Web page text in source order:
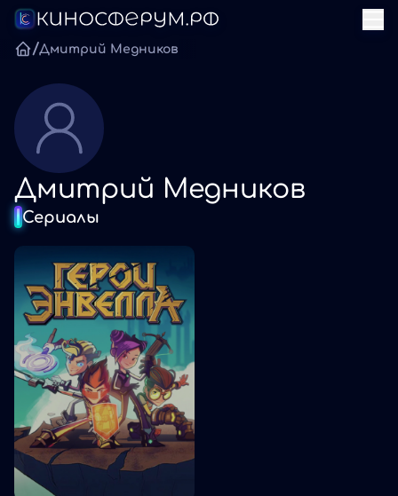
/Дмитрий Медников
Дмитрий Медников
Сериалы